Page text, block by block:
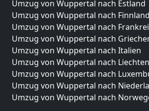
Umzug von Wuppertal nach Estland
Umzug von Wuppertal nach Finnland
Umzug von Wuppertal nach
Umzug von Wuppertal nach
Umzug von Wuppertal nach Italien
Umzug von Wuppertal nach
Umzug von Wuppertal nach
Umzug von Wuppertal nach
Umzug von Wuppertal nach